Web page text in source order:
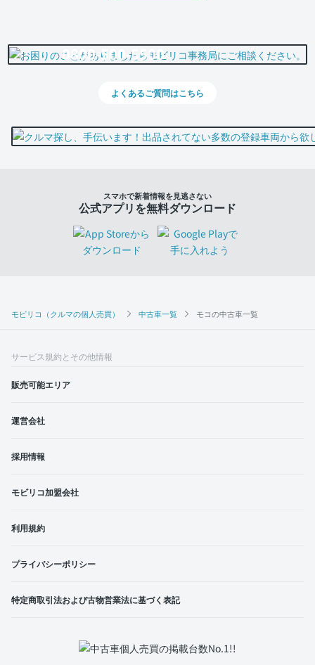
モビリコ（クルマの個人売買） 中古車一覧 モコの中古車一覧
0800-500-5500
よくあるご質問はこちら
スマホで新着情報を見逃さない
公式アプリを無料ダウンロード
サービス規約とその他情報
販売可能エリア
運営会社
採用情報
モビリコ加盟会社
利用規約
プライバシーポリシー
特定商取引法および古物営業法に基づく表記